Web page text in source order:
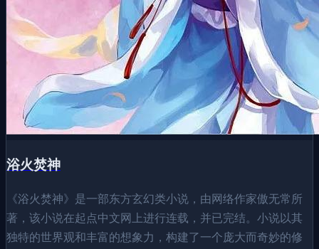
浴火焚神
《浴火焚神》是一部东方玄幻类小说，由网络作家傲无常所
著，该小说在起点中文网上进行连载，并已完结。小说以其
独特的世界观和丰富的想象力，构建了一个庞大而奇妙的修